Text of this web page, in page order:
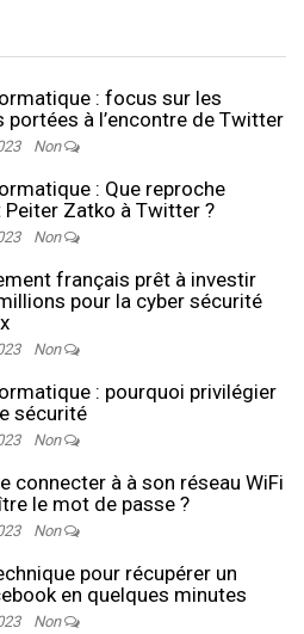
: focus sur les
portées à l’encontre de Twitter
Non
: Que reproche
Zatko à Twitter ?
Non
français prêt à investir
pour la cyber sécurité
Non
: pourquoi privilégier
sécurité
Non
connecter à à son réseau WiFi
le mot de passe ?
Non
pour récupérer un
en quelques minutes
Non